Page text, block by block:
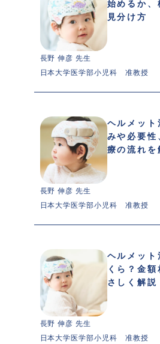
始めるか、
見分け方
長野 伸彦 先生
日本大学医学部小児科　准教授
ヘルメット
みや必要性
療の流れを
長野 伸彦 先生
日本大学医学部小児科　准教授
ヘルメット
くら？金
さしく解説
長野 伸彦 先生
日本大学医学部小児科　准教授